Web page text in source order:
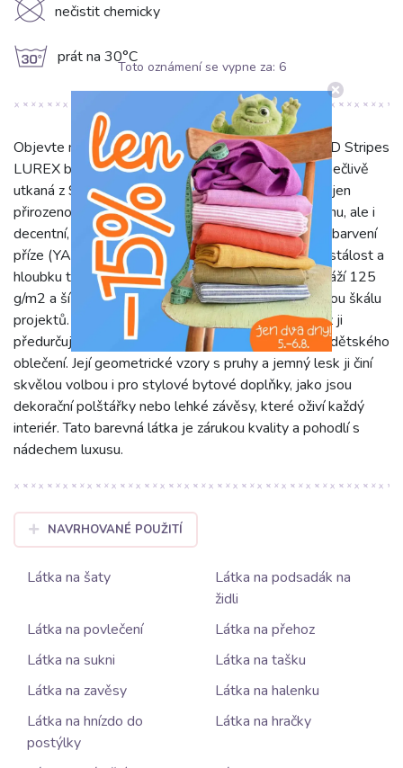
K nečistit chemicky
g prát na 30°C
Objevte naši exkluzivní bavlněnou látku YARN DYED Stripes
LUREX blue s originálními geo vzory. Tato látka je pečlivě
utkaná z 99% bavlny a 1% Lurexu, což jí dodává nejen
přirozenou prodyšnost a jemnost typickou pro bavlnu, ale i
decentní, elegantní lesk díky Lurexové niti. Metoda barvení
příze (YARN DYED) zaručuje výjimečnou barevnou stálost a
hloubku tónů, které se s časem nevytrácejí. S gramáží 125
g/m2 a šířkou 147 cm je tato látka ideální pro širokou škálu
projektů. Je příjemná na dotek, lehká a vzdušná, což ji
předurčuje k šití letních šatů, halenek, košil, sukní a dětského
oblečení. Její geometrické vzory s pruhy a jemný lesk ji činí
skvělou volbou i pro stylové bytové doplňky, jako jsou
dekorační polštářky nebo lehké závěsy, které oživí každý
interiér. Tato barevná látka je zárukou kvality a pohodlí s
nádechem luxusu.
NAVRHOVANÉ POUŽITÍ
Látka na šaty
Látka na podsadák na
židli
Látka na povlečení
Látka na přehoz
Látka na sukni
Látka na tašku
Látka na zavěsy
Látka na halenku
Látka na hnízdo do
postýlky
Látka na hračky
Toto oznámení se vypne za: 5